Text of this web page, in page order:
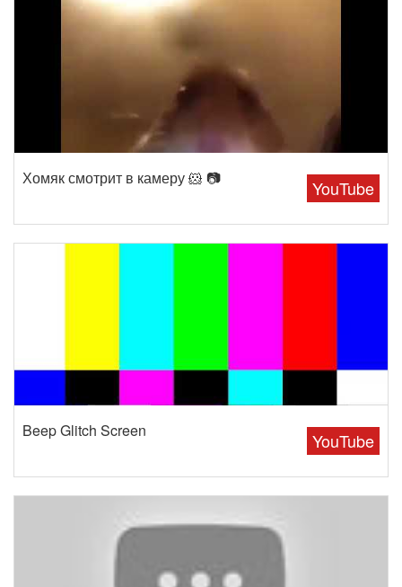
YouTube
Хомяк смотрит в камеру 🐹 📷
YouTube
Beep Glitch Screen